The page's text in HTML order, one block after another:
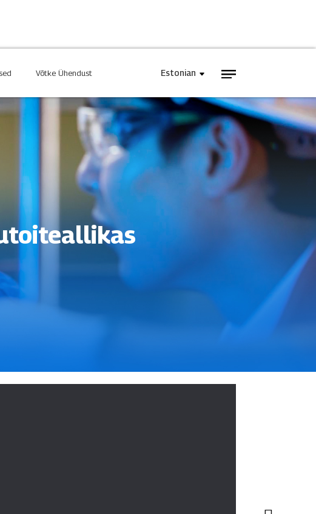
Võtke Ühendust Estonian
Tööstuslik Toiteallikas
Uus Energia
INJET Täna
Blogid
Kontakt